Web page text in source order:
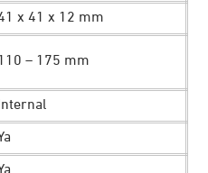
kondisi tubuh secara
mengisi daya.
Jam Tangan
x 41 x 12 mm
110 – 175 mm
Internal